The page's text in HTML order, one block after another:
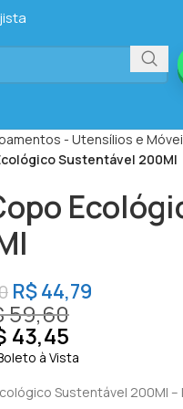
- Utensílios e
Sustentável 200Ml
R$44,79
59,60
43,45
à Vista
Sustentável 200Ml